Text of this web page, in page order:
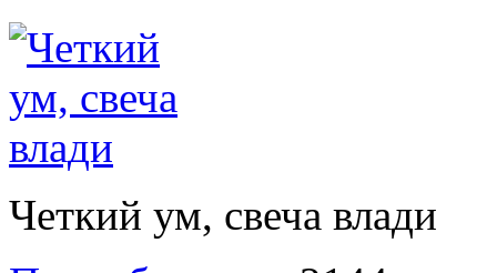
Четкий ум, свеча влади